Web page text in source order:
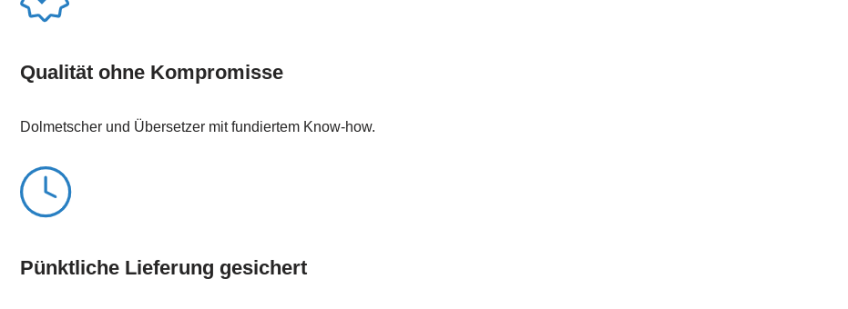
Qualität ohne Kompromisse
Dolmetscher und Übersetzer mit fundiertem Know-how.
Pünktliche Lieferung gesichert